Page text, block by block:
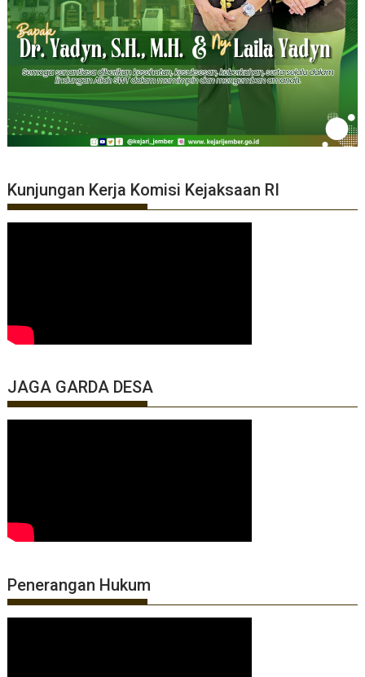
Kunjungan Kerja Komisi Kejaksaan RI
JAGA GARDA DESA
Penerangan Hukum